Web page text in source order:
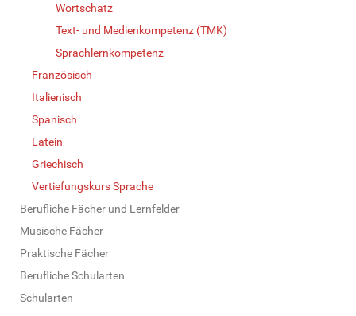
Wortschatz
Text- und Medienkompetenz (TMK)
Sprachlernkompetenz
Französisch
Italienisch
Spanisch
Latein
Griechisch
Vertiefungskurs Sprache
Berufliche Fächer und Lernfelder
Musische Fächer
Praktische Fächer
Berufliche Schularten
Schularten